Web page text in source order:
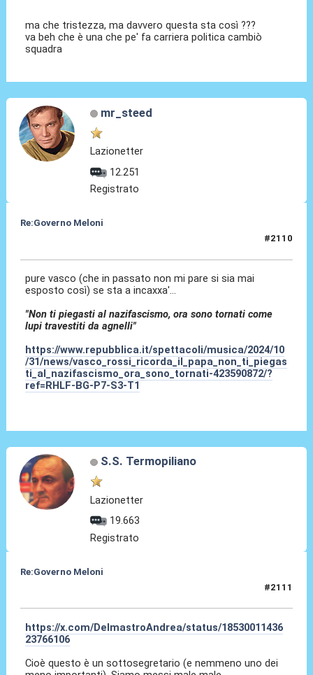
ma che tristezza, ma davvero questa sta così ???
va beh che è una che pe' fa carriera politica cambiò
squadra
mr_steed
Lazionetter
12.251
Registrato
Re:Governo Meloni
#2110
pure vasco (che in passato non mi pare si sia mai
esposto così) se sta a incaxxa'...
"Non ti piegasti al nazifascismo, ora sono tornati come
lupi travestiti da agnelli"
https://www.repubblica.it/spettacoli/musica/2024/10
/31/news/vasco_rossi_ricorda_il_papa_non_ti_piegas
ti_al_nazifascismo_ora_sono_tornati-423590872/?
ref=RHLF-BG-P7-S3-T1
S.S. Termopiliano
Lazionetter
19.663
Registrato
Re:Governo Meloni
#2111
https://x.com/DelmastroAndrea/status/18530011436
23766106
Cioè questo è un sottosegretario (e nemmeno uno dei